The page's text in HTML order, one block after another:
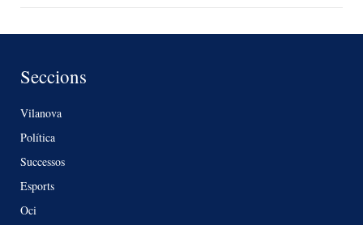
Seccions
Vilanova
Política
Successos
Esports
Oci